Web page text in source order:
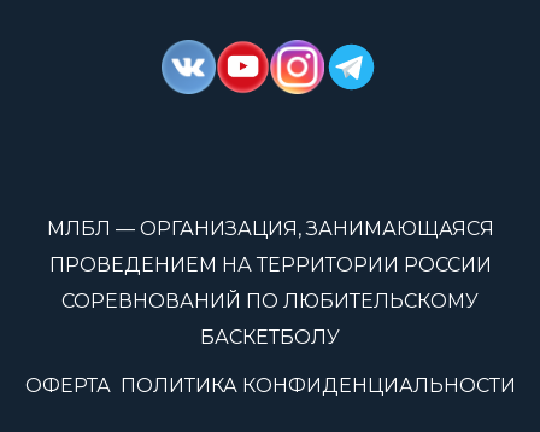
МЛБЛ — ОРГАНИЗАЦИЯ, ЗАНИМАЮЩАЯСЯ
ПРОВЕДЕНИЕМ НА ТЕРРИТОРИИ РОССИИ
СОРЕВНОВАНИЙ ПО ЛЮБИТЕЛЬСКОМУ
БАСКЕТБОЛУ
ОФЕРТА ПОЛИТИКА КОНФИДЕНЦИАЛЬНОСТИ